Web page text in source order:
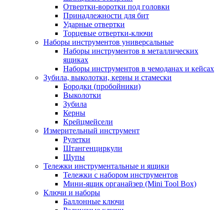
Отвертки-воротки под головки
Принадлежности для бит
Ударные отвертки
Торцевые отвертки-ключи
Наборы инструментов универсальные
Наборы инструментов в металлических
ящиках
Наборы инструментов в чемоданах и кейсах
Зубила, выколотки, керны и стамески
Бородки (пробойники)
Выколотки
Зубила
Керны
Крейцмейсели
Измерительный инструмент
Рулетки
Штангенциркули
Щупы
Тележки инструментальные и ящики
Тележки с набором инструментов
Мини-ящик органайзер (Mini Tool Box)
Ключи и наборы
Баллонные ключи